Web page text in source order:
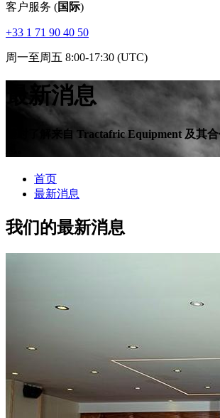
客户服务 (国际)
+33 1 71 90 40 50
周一至周五 8:00-17:30 (UTC)
最新消息
随时了解来自 Tractafric Equipment 及其
首页
最新消息
我们的最新消息